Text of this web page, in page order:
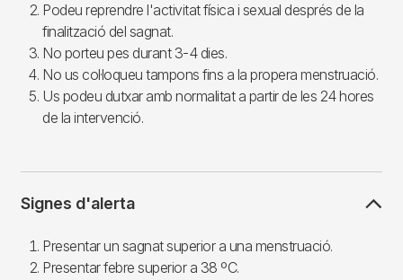
Podeu reprendre l'activitat física i sexual després de la
finalització del sagnat.
No porteu pes durant 3-4 dies.
No us col·loqueu tampons fins a la propera menstruació.
Us podeu dutxar amb normalitat a partir de les 24 hores
de la intervenció.
Signes d'alerta
Presentar un sagnat superior a una menstruació.
Presentar febre superior a 38 ºC.